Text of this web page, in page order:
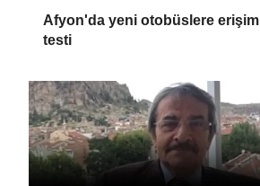
Afyon'da yeni otobüslere erişim
testi